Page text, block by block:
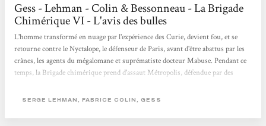
Gess - Lehman - Colin & Bessonneau - La Brigade
Chimérique VI - L'avis des bulles
L'homme transformé en nuage par l'expérience des Curie, devient fou, et se
retourne contre le Nyctalope, le défenseur de Paris, avant d'être abattus par les
crânes, les agents du mégalomane et suprématiste docteur Mabuse. Pendant ce
temps, la Brigade chimérique prend d'assaut Métropolis, défendue par des
tome 6 s'achève la saga de la désormais mythique Brigade chimérique, où
culture populaire...
SERGE LEHMAN, FABRICE COLIN, GESS